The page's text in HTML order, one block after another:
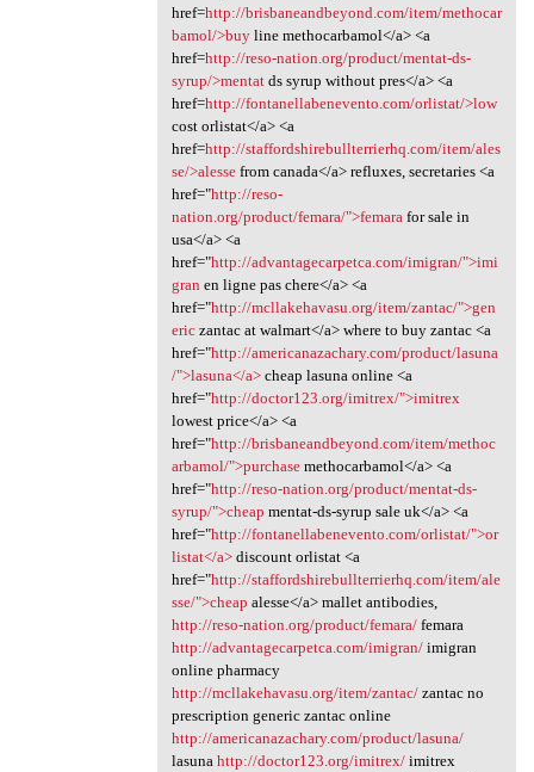
href=http://brisbaneandbeyond.com/item/methocar
bamol/>buyline methocarbamol</a> <a
href=http://reso-nation.org/product/mentat-ds-
syrup/>mentatds syrup without pres</a> <a
href=http://fontanellabenevento.com/orlistat/>low
cost orlistat</a> <a
href=http://staffordshirebullterrierhq.com/item/ales
se/>alessefrom canada</a> refluxes, secretaries <a
href="http://reso-
nation.org/product/femara/">femara for sale in
usa</a> <a
href="http://advantagecarpetca.com/imigran/">imi
gran en ligne pas chere</a> <a
href="http://mcllakehavasu.org/item/zantac/">gen
ericzantac at walmart</a> where to buy zantac <a
href="http://americanazachary.com/product/lasuna
/">lasuna</a>cheap lasuna online <a
href="http://doctor123.org/imitrex/">imitrex
lowest price</a> <a
href="http://brisbaneandbeyond.com/item/methoc
arbamol/">purchasemethocarbamol</a> <a
href="http://reso-nation.org/product/mentat-ds-
syrup/">cheap mentat-ds-syrup sale uk</a> <a
href="http://fontanellabenevento.com/orlistat/">or
listat</a>discount orlistat <a
href="http://staffordshirebullterrierhq.com/item/ale
sse/">cheap alesse</a> mallet antibodies,
http://reso-nation.org/product/femara/femara
http://advantagecarpetca.com/imigran/imigran
online pharmacy
http://mcllakehavasu.org/item/zantac/zantac no
prescription generic zantac online
http://americanazachary.com/product/lasuna/
lasuna http://doctor123.org/imitrex/imitrex